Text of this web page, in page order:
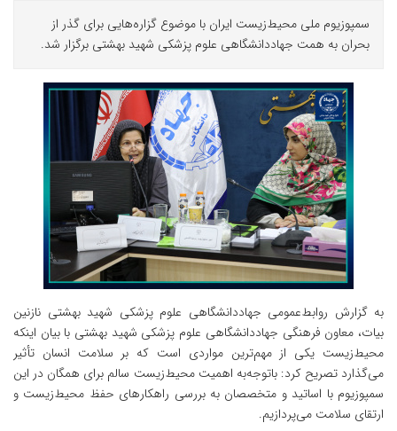
سمپوزیوم ملی محیط‌زیست ایران با موضوع گزاره‌هایی برای گذر از
بحران به همت جهاددانشگاهی علوم پزشکی شهید بهشتی برگزار شد.
به گزارش روابط‌عمومی جهاددانشگاهی علوم پزشکی شهید بهشتی نازنین
بیات، معاون فرهنگی جهاددانشگاهی علوم پزشکی شهید بهشتی با بیان اینکه
محیط‌زیست یکی از مهم‌ترین مواردی است که بر سلامت انسان تأثیر
می‌گذارد تصریح کرد: باتوجه‌به اهمیت محیط‌زیست سالم برای همگان در این
سمپوزیوم با اساتید و متخصصان به بررسی راهکارهای حفظ محیط‌زیست و
ارتقای سلامت می‌پردازیم.